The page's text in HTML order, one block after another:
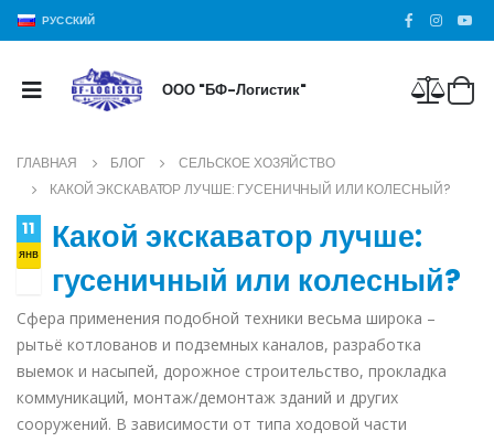
РУССКИЙ
ООО "БФ-Логистик"
ГЛАВНАЯ БЛОГ
СЕЛЬСКОЕ ХОЗЯЙСТВО
КАКОЙ ЭКСКАВАТОР ЛУЧШЕ: ГУСЕНИЧНЫЙ ИЛИ КОЛЕСНЫЙ?
11
янв
Какой экскаватор лучше:
гусеничный или колесный?
Сфера применения подобной техники весьма широка –
рытьё котлованов и подземных каналов, разработка
выемок и насыпей, дорожное строительство, прокладка
коммуникаций, монтаж/демонтаж зданий и других
сооружений. В зависимости от типа ходовой части